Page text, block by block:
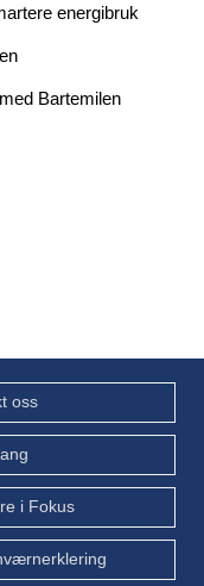
energibruk
Bartemilen
oss
i Fokus